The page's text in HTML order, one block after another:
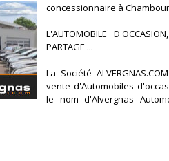
concessionnaire à
L'AUTOMOBILE
PARTAGE ...
La Société
vente d'Automobiles
le nom d'Alvergnas